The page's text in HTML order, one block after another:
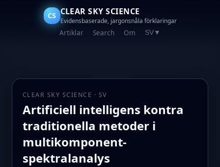
CS CLEAR SKY SCIENCE
Evidensbaserade, jargonsnåla förklaringar
Artiklar Search Om SV ▼
CLEAR SKY SCIENCE · SV
Artificiell intelligens kontra
traditionella metoder i
multikomponent-
spektralanalys